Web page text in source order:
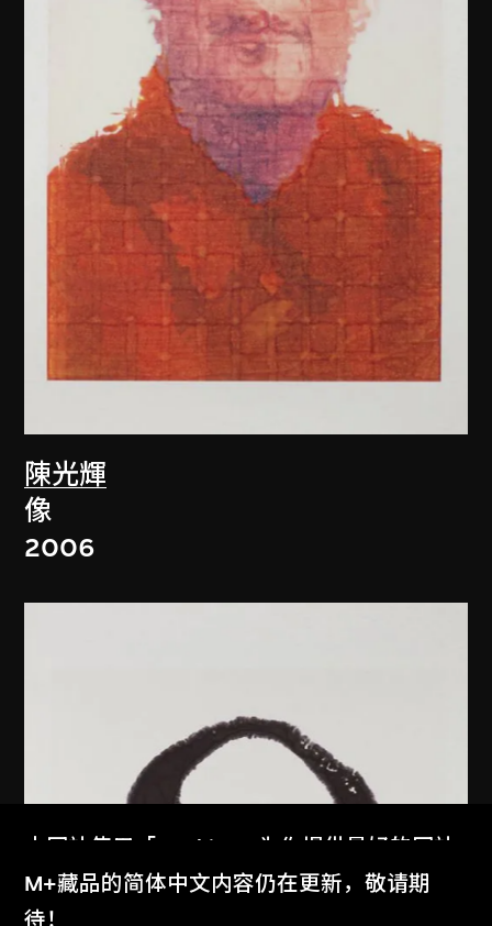
陳光輝
像
2006
本网站使用「Cookies」为你提供最好的网站
体验。
了解更多
M+藏品的简体中文内容仍在更新，敬请期
待！